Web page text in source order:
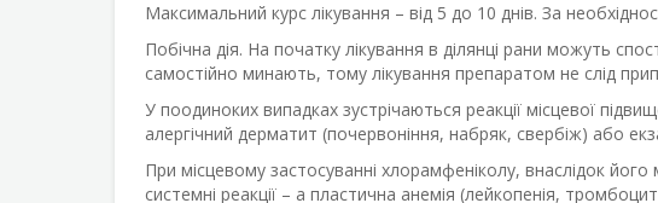
Максимальний курс лікування – від 5 до 10 днів. За
Побічна дія. На початку лікування в ділянці рани можуть
самостійно минають, тому лікування препаратом не слід
У поодиноких випадках зустрічаються реакції місцевої
алергічний дерматит (почервоніння, набряк, свербіж) або
При місцевому застосуванні хлорамфеніколу, внаслідок
системні реакції – а пластична анемія (лейкопенія,